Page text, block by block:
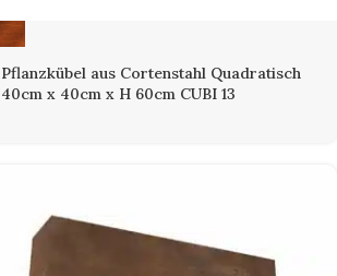
Pflanzkübel aus Cortenstahl Quadratisch
40cm x 40cm x H 60cm CUBI 13